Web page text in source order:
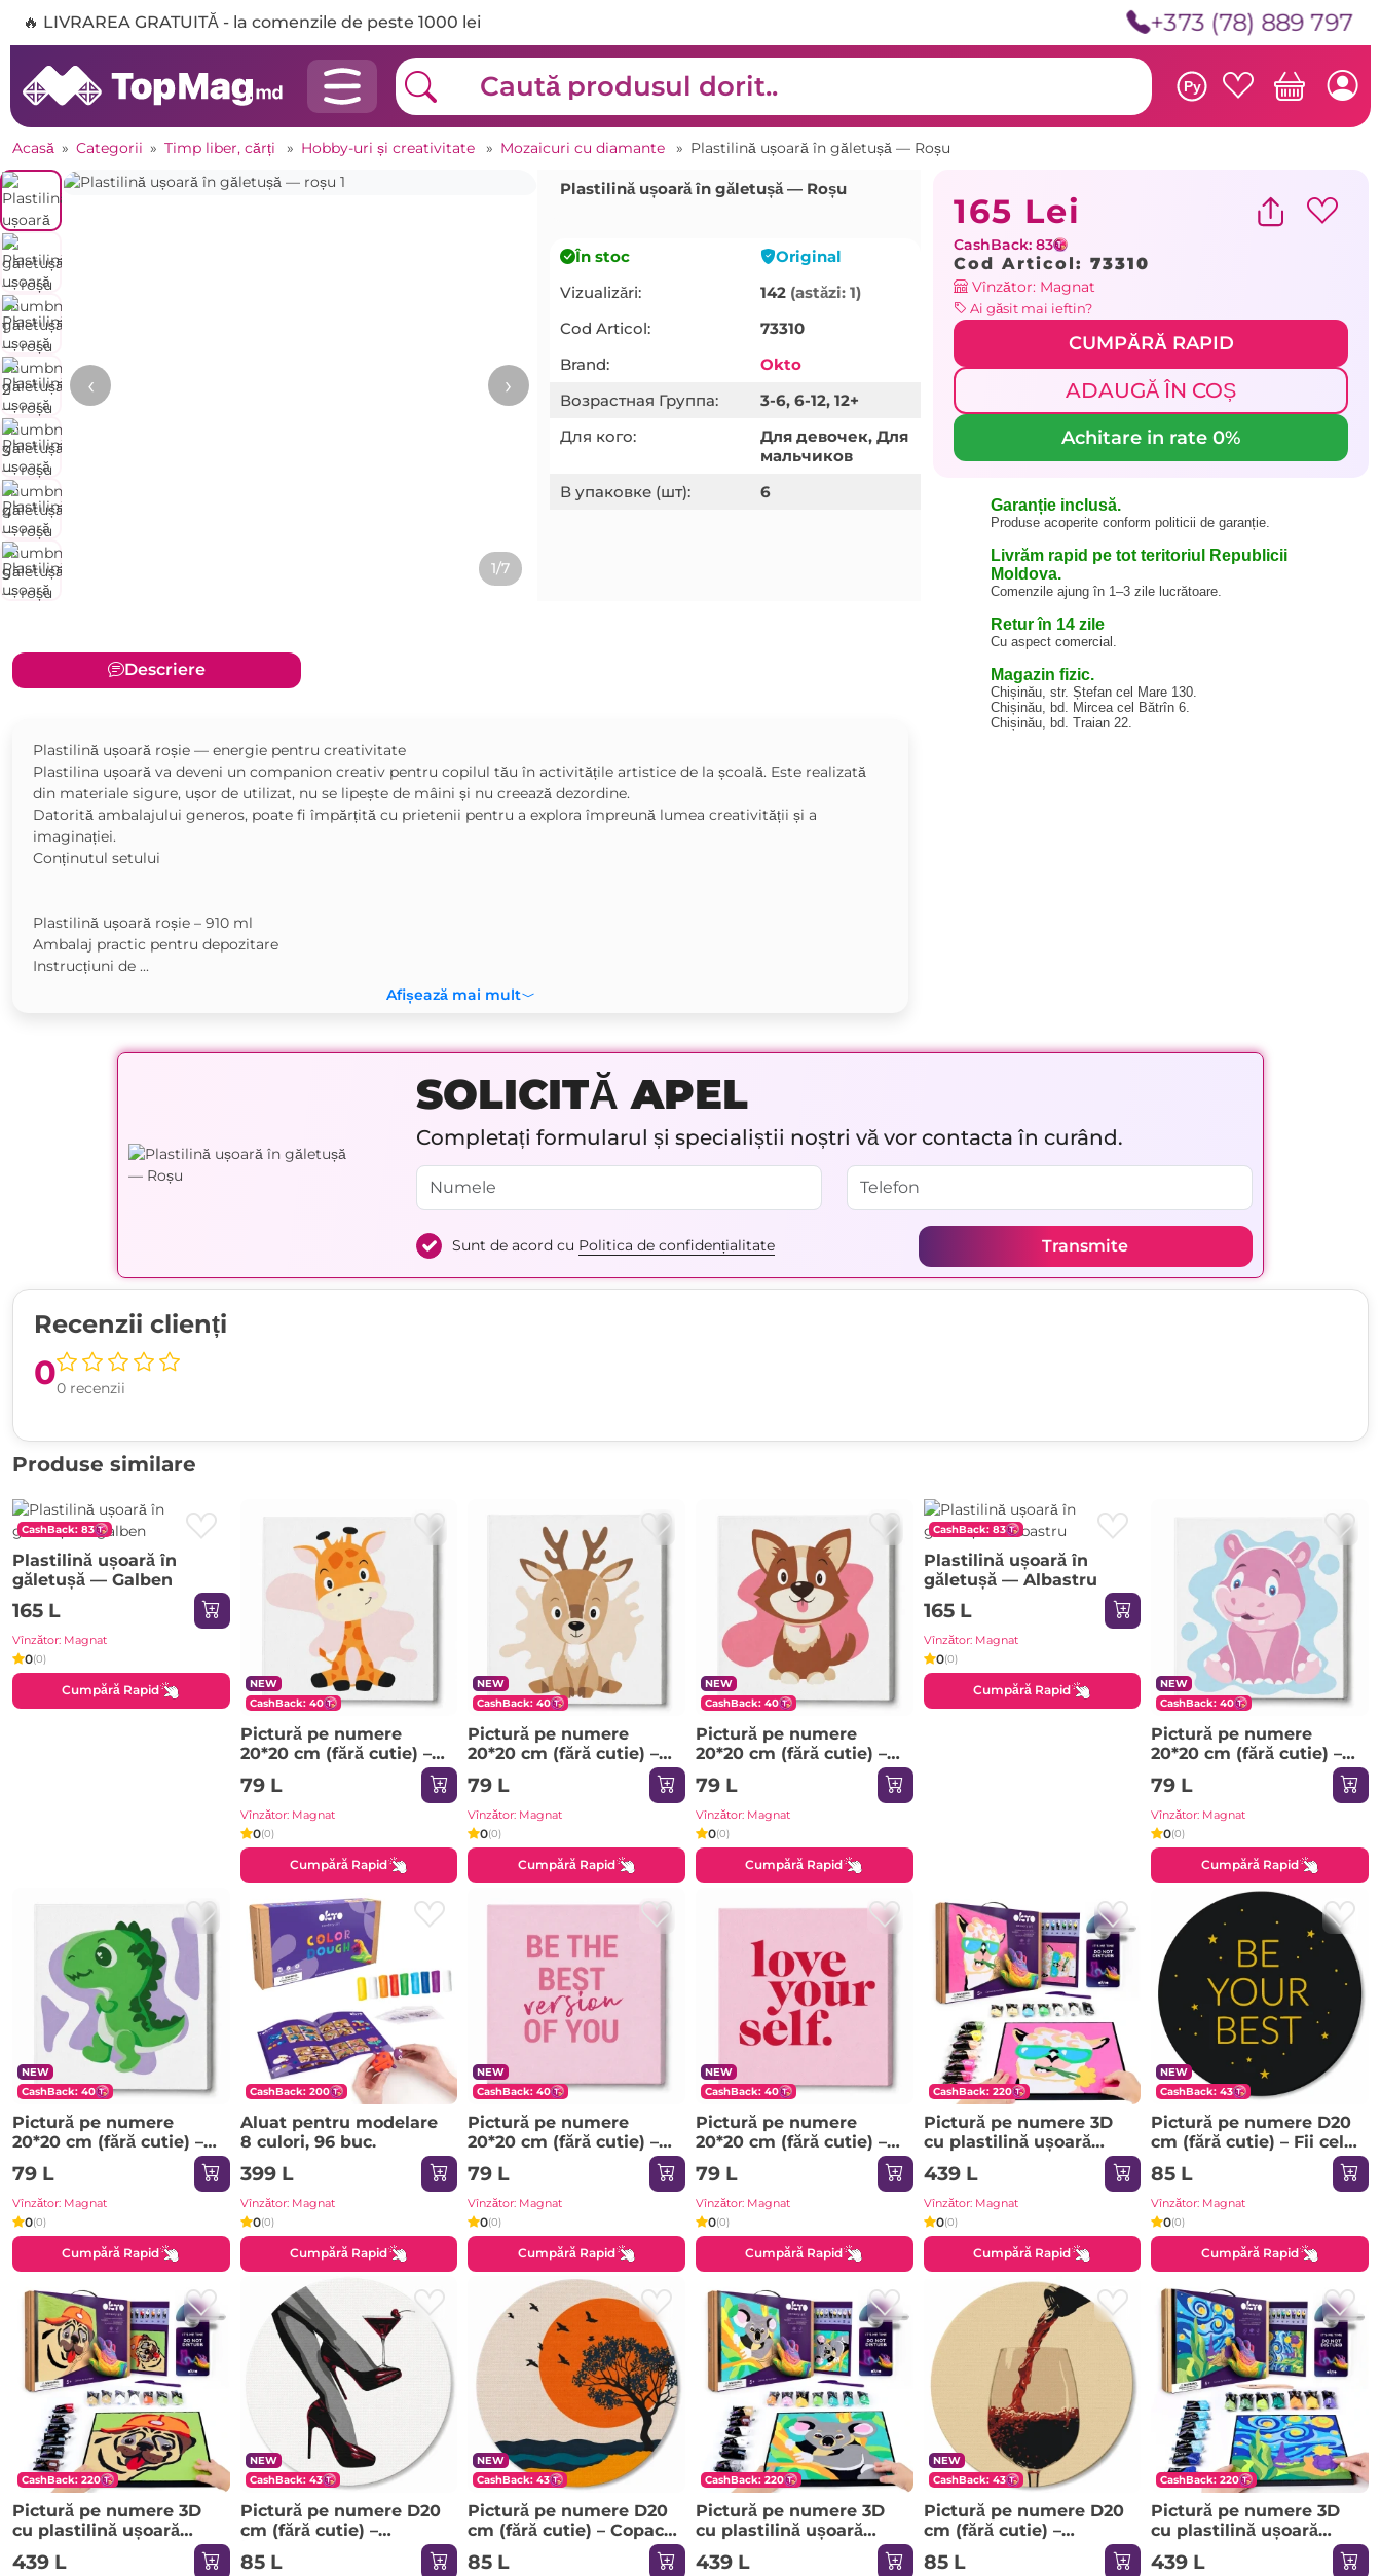
🔥 LIVRAREA GRATUITĂ - la comenzile de peste 1000 lei +373 (78) 889 797
Ру
Acasă » Categorii » Timp liber, cărți » Hobby-uri și creativitate » Mozaicuri cu diamante » Plastilină ușoară în găletușă — Roșu
1/7
‹ ›
Plastilină ușoară în găletușă — Roșu
În stoc
Original
Vizualizări:
142 (astăzi: 1)
Cod Articol:
73310
Brand:
Okto
Возрастная Группа:
3-6, 6-12, 12+
Для кого:
Для девочек, Для
мальчиков
В упаковке (шт):
6
Descriere
Plastilină ușoară roșie — energie pentru creativitate
Plastilina ușoară va deveni un companion creativ pentru copilul tău în activitățile artistice de la școală. Este realizată
din materiale sigure, ușor de utilizat, nu se lipește de mâini și nu creează dezordine.
Datorită ambalajului generos, poate fi împărțită cu prietenii pentru a explora împreună lumea creativității și a
imaginației.
Conținutul setului
Plastilină ușoară roșie – 910 ml
Ambalaj practic pentru depozitare
Instrucțiuni de ...
Afișează mai mult
165 Lei
CashBack: 83
Cod Articol: 73310
Vînzător: Magnat
Ai găsit mai ieftin?
CUMPĂRĂ RAPID
ADAUGĂ ÎN COȘ
Achitare in rate 0%
Garanție inclusă.
Produse acoperite conform politicii de garanție.
Livrăm rapid pe tot teritoriul Republicii
Moldova.
Comenzile ajung în 1–3 zile lucrătoare.
Retur în 14 zile
Cu aspect comercial.
Magazin fizic.
Chișinău, str. Ștefan cel Mare 130.
Chișinău, bd. Mircea cel Bătrîn 6.
Chișinău, bd. Traian 22.
SOLICITĂ APEL
Completați formularul și specialiștii noștri vă vor contacta în curând.
Sunt de acord cu Politica de confidențialitate Transmite
Recenzii clienți
00 recenzii
Produse similare
CashBack: 83
Plastilină ușoară în
găletușă — Galben
165 L
Vînzător: Magnat
0(0)
Cumpără Rapid
NEW
CashBack: 40
Pictură pe numere
20*20 сm (fără cutie) –
Girafă zâmbitoare
79 L
Vînzător: Magnat
0(0)
Cumpără Rapid
NEW
CashBack: 40
Pictură pe numere
20*20 сm (fără cutie) –
Micul căprioară
79 L
Vînzător: Magnat
0(0)
Cumpără Rapid
NEW
CashBack: 40
Pictură pe numere
20*20 сm (fără cutie) –
Micul dinozaur
(Копировать)
79 L
Vînzător: Magnat
0(0)
Cumpără Rapid
CashBack: 83
Plastilină ușoară în
găletușă — Albastru
165 L
Vînzător: Magnat
0(0)
Cumpără Rapid
NEW
CashBack: 40
Pictură pe numere
20*20 сm (fără cutie) –
Hipopotamul vesel
79 L
Vînzător: Magnat
0(0)
Cumpără Rapid
NEW
CashBack: 40
Pictură pe numere
20*20 сm (fără cutie) –
Micul dinozaur
79 L
Vînzător: Magnat
0(0)
Cumpără Rapid
CashBack: 200
Aluat pentru modelare
8 culori, 96 buc.
399 L
Vînzător: Magnat
0(0)
Cumpără Rapid
NEW
CashBack: 40
Pictură pe numere
20*20 сm (fără cutie) –
Versiunea ta
79 L
Vînzător: Magnat
0(0)
Cumpără Rapid
NEW
CashBack: 40
Pictură pe numere
20*20 сm (fără cutie) –
Stima de sine
79 L
Vînzător: Magnat
0(0)
Cumpără Rapid
CashBack: 220
Pictură pe numere 3D
cu plastilină ușoară
29x29 сm – Lama
439 L
Vînzător: Magnat
0(0)
Cumpără Rapid
NEW
CashBack: 43
Pictură pe numere D20
сm (fără cutie) – Fii cel
mai bun
85 L
Vînzător: Magnat
0(0)
Cumpără Rapid
CashBack: 220
Pictură pe numere 3D
cu plastilină ușoară
29x29 сm – Mops
439 L
NEW
CashBack: 43
Pictură pe numere D20
сm (fără cutie) –
Încredere pe tocuri
85 L
NEW
CashBack: 43
Pictură pe numere D20
сm (fără cutie) – Copac
singuratic la apus
85 L
CashBack: 220
Pictură pe numere 3D
cu plastilină ușoară
29x29 сm – Koala
439 L
NEW
CashBack: 43
Pictură pe numere D20
сm (fără cutie) –
Savurând vinul roșu
85 L
CashBack: 220
Pictură pe numere 3D
cu plastilină ușoară
29x29 сm – Micul Prinț
439 L